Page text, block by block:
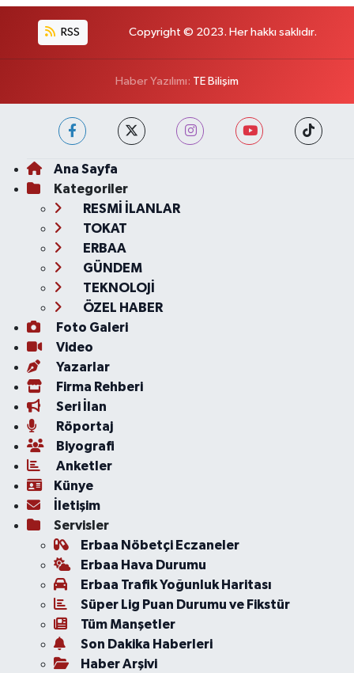
RSS Copyright © 2023. Her hakkı saklıdır.
Haber Yazılımı: TE Bilişim
Ana Sayfa
Kategoriler
RESMİ İLANLAR
TOKAT
ERBAA
GÜNDEM
TEKNOLOJİ
ÖZEL HABER
Foto Galeri
Video
Yazarlar
Firma Rehberi
Seri İlan
Röportaj
Biyografi
Anketler
Künye
İletişim
Servisler
Erbaa Nöbetçi Eczaneler
Erbaa Hava Durumu
Erbaa Trafik Yoğunluk Haritası
Süper Lig Puan Durumu ve Fikstür
Tüm Manşetler
Son Dakika Haberleri
Haber Arşivi